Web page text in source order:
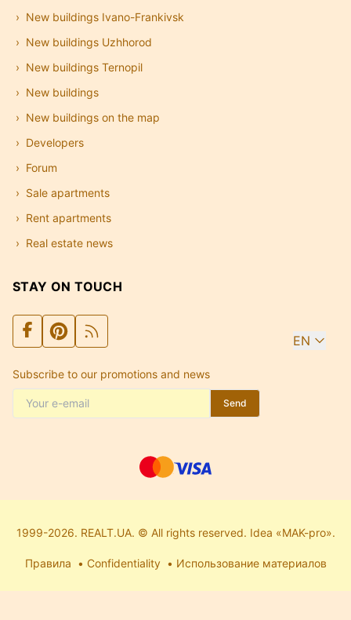
New buildings Ivano-Frankivsk
New buildings Uzhhorod
New buildings Ternopil
New buildings
New buildings on the map
Developers
Forum
Sale apartments
Rent apartments
Real estate news
STAY ON TOUCH
EN
Subscribe to our promotions and news
Send
1999-2026. REALT.UA. © All rights reserved. Idea «MAK-pro».
Правила Confidentiality Использование материалов